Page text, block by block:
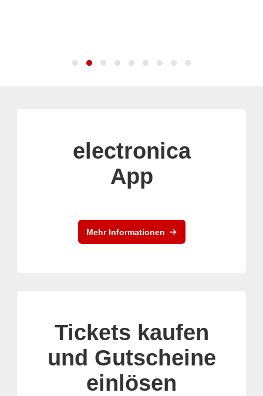
electronica
App
Mehr Informationen
Tickets kaufen
und Gutscheine
einlösen